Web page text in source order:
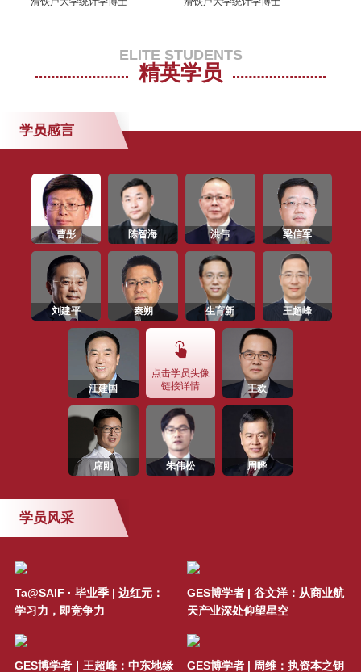
ELITE STUDENTS
精英学员
学员感言
曹彤 陈智海 洪伟 梁信军
刘建平 秦朔 生育新 王超峰
汪建国
点击学员头像
链接详情
王欢
席刚 朱伟松 周晔
学员风采
Ta@SAIF · 毕业季 | 边红元：
学习力，即竞争力
GES博学者 | 谷文洋：从商业航
天产业深处仰望星空
GES博学者｜王超峰：中东地缘 GES博学者 | 周维：执资本之钥
金融E沙龙 | 区块链的应用创新与产
海）
说明会（上海/4月20日）
SAIF 金融E沙龙 | 阿里巴巴复杂科
学研究中心主任讲述信息经济（2月
28日/上海）
SAIF金融E沙龙 | 价值投资-穿越时
间的河流与伟大企业共成长（1月
13日/上海）
SAIF金融E沙龙 | 中国商业文明中
的“深圳现象”-11月16日/深圳
SAIF金融E沙龙 |“用数据揭示趋
势，用逻辑寻找机会”—10月16日/
SAIF深圳金融峰会 —“产融引领发
SAIF金融E沙龙 | 智取灰犀牛：社
会价值驱动的资本市场风控之道！